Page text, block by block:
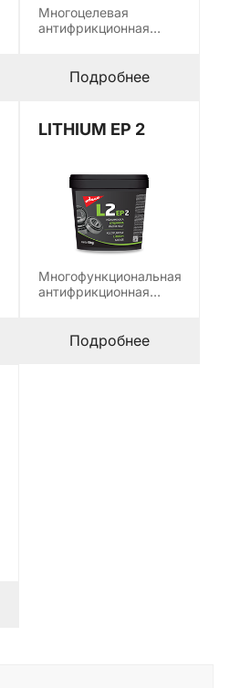
Многоцелевая
антифрикционная
основе с добавлением
графита,…
Подробнее
LITHIUM EP 2
Многофункциональная
антифрикционная
производится на
основе…
Подробнее